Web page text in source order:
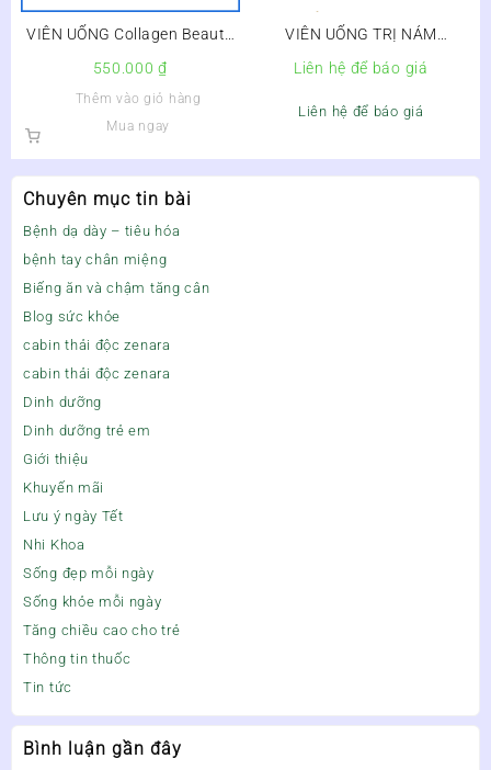
Chuyên mục tin bài
Bệnh dạ dày – tiêu hóa
bệnh tay chân miệng
Biếng ăn và chậm tăng cân
Blog sức khỏe
cabin thải độc zenara
cabin thải độc zenara
Dinh dưỡng
Dinh dưỡng trẻ em
Giới thiệu
Khuyến mãi
Lưu ý ngày Tết
Nhi Khoa
Sống đẹp mỗi ngày
Sống khỏe mỗi ngày
Tăng chiều cao cho trẻ
Thông tin thuốc
Tin tức
Bình luận gần đây
VIÊN UỐNG Collagen Beauty
CHỐNG LÃO HÓA – Hộp 3 lọ x
15 viên
550.000₫
Thêm vào giỏ hàng
Mua ngay
VIÊN UỐNG TRỊ NÁM
DR.LACIR GLUTATHIONE 600
Liên hệ để báo giá
Liên hệ để báo giá